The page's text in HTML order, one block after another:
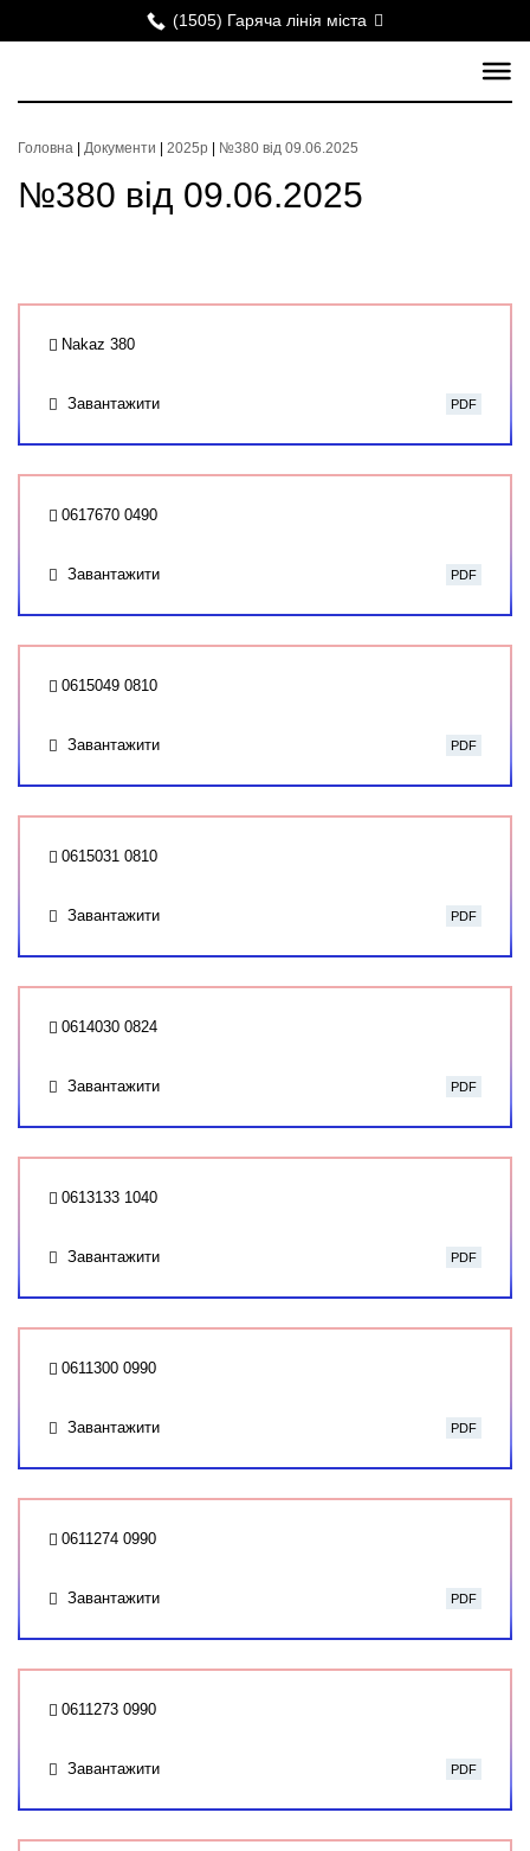
(1505) Гаряча лінія міста
Головна Документи 2025р №380 від 09.06.2025
№380 від 09.06.2025
Nakaz 380
Завантажити PDF
0617670 0490
Завантажити PDF
0615049 0810
Завантажити PDF
0615031 0810
Завантажити PDF
0614030 0824
Завантажити PDF
0613133 1040
Завантажити PDF
0611300 0990
Завантажити PDF
0611274 0990
Завантажити PDF
0611273 0990
Завантажити PDF